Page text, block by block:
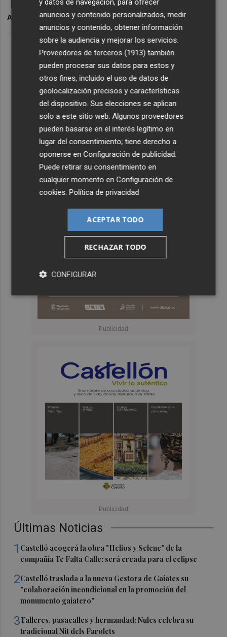
Últimas Noticias
1 Castelló acogerá la obra "Helios y Selene" de la
compañía Te Falta Calle: será creada para el eclipse
2Castelló traslada a la nueva Gestora de Gaiates su
"colaboración incondicional en la promoción del
monumento gaiatero"
3Talleres, pasacalles y hermandad: Nules celebra su
tradicional Nit dels Farolets
ARCHIVADO EN INCENDIO
y datos de navegación, para ofrecer
anuncios y contenido personalizados, medir
anuncios y contenido, obtener información
sobre la audiencia y mejorar los servicios.
Proveedores de terceros (1913) también
pueden procesar sus datos para estos y
otros fines, incluido el uso de datos de
geolocalización precisos y características
del dispositivo. Sus elecciones se aplican
solo a este sitio web. Algunos proveedores
pueden basarse en el interés legítimo en
lugar del consentimiento; tiene derecho a
oponerse enConfiguración de publicidad.
Puede retirar su consentimiento en
cualquier momento enConfiguración de
cookies.Política de privacidad
ACEPTAR TODO
RECHAZAR TODO
CONFIGURAR